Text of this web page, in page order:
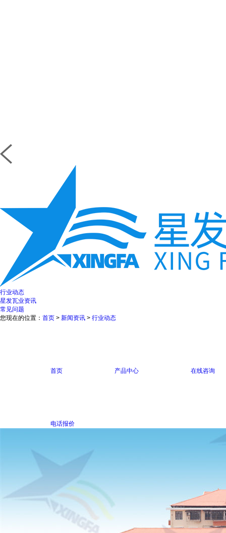
行业动态
星发瓦业资讯
常见问题
您现在的位置： 首页 > 新闻资讯 > 行业动态
首页 产品中心 在线咨询
电话报价